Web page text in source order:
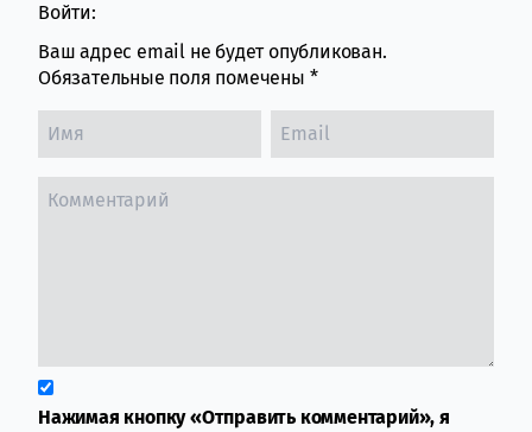
Войти:
Ваш адрес email не будет опубликован.
Обязательные поля помечены *
Нажимая кнопку «Отправить комментарий», я